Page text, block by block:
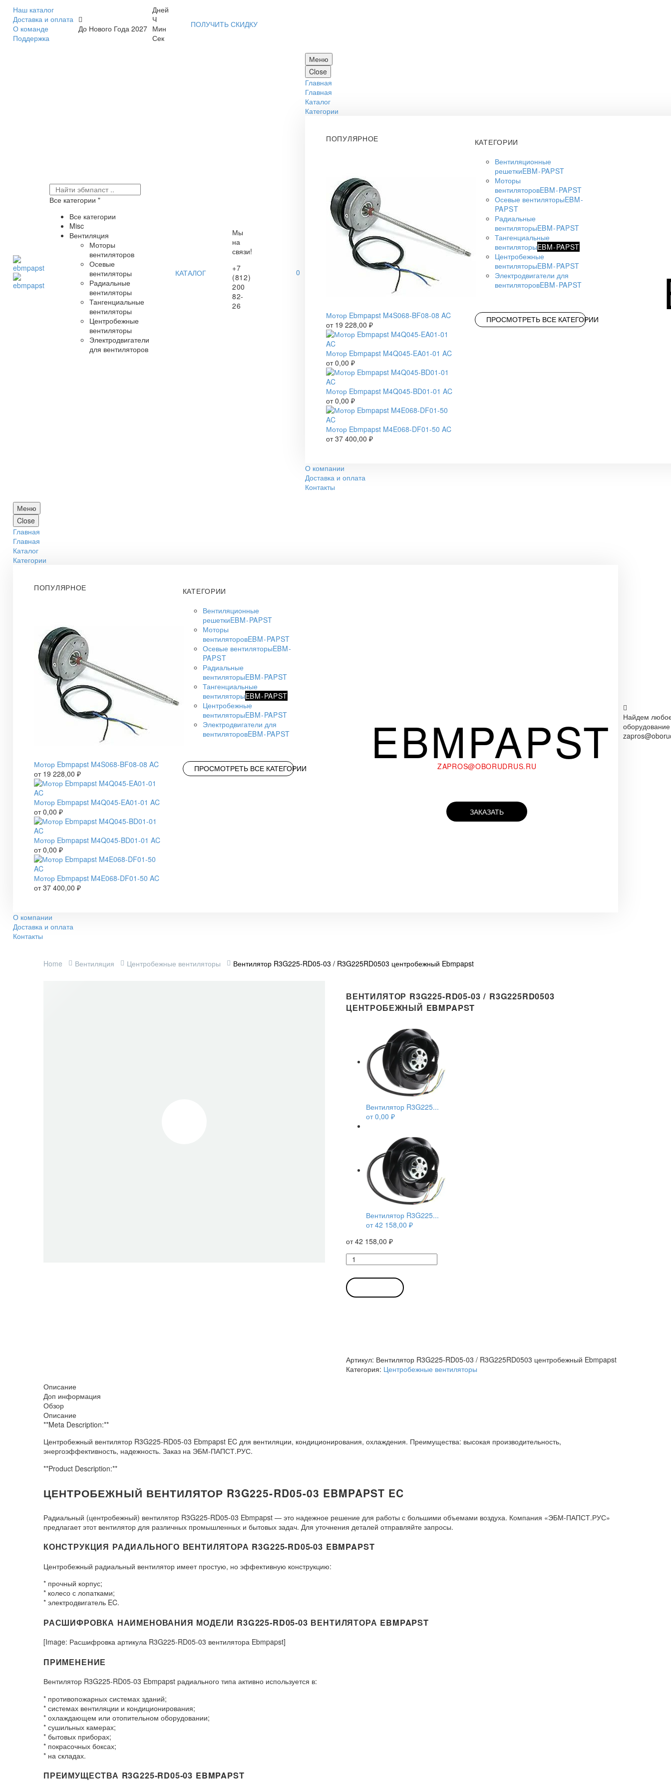
Наш каталог
Доставка и оплата
О команде
Поддержка
До Нового Года 2027
Дней
Ч
Мин
Сек
ПОЛУЧИТЬ СКИДКУ
Все категории
Все категории
Misc
Вентиляция
Моторы
вентиляторов
Осевые
вентиляторы
Радиальные
вентиляторы
Тангенциальные
вентиляторы
Центробежные
вентиляторы
Электродвигатели
для вентиляторов
КАТАЛОГ
Мы
на
связи!
+7
(812)
200
82-
26
0
Меню
Close
Главная
Главная
Каталог
Категории
ПОПУЛЯРНОЕ
Мотор Ebmpapst M4S068-BF08-08 AC
от 19 228,00 ₽
Мотор Ebmpapst M4Q045-EA01-01 AC
от0,00 ₽
Мотор Ebmpapst M4Q045-BD01-01 AC
от0,00 ₽
Мотор Ebmpapst M4E068-DF01-50 AC
от37 400,00 ₽
КАТЕГОРИИ
Вентиляционные
решеткиEBM-PAPST
Моторы
вентиляторовEBM-PAPST
Осевые вентиляторыEBM-
PAPST
Радиальные
вентиляторыEBM-PAPST
Тангенциальные
вентиляторыEBM-PAPST
Центробежные
вентиляторыEBM-PAPST
Электродвигатели для
вентиляторовEBM-PAPST
ПРОСМОТРЕТЬ ВСЕ КАТЕГОРИИ
О компании
Доставка и оплата
Контакты
Меню
Close
Главная
Главная
Каталог
Категории
ПОПУЛЯРНОЕ
Мотор Ebmpapst M4S068-BF08-08 AC
от 19 228,00 ₽
Мотор Ebmpapst M4Q045-EA01-01 AC
от0,00 ₽
Мотор Ebmpapst M4Q045-BD01-01 AC
от0,00 ₽
Мотор Ebmpapst M4E068-DF01-50 AC
от37 400,00 ₽
КАТЕГОРИИ
Вентиляционные
решеткиEBM-PAPST
Моторы
вентиляторовEBM-PAPST
Осевые вентиляторыEBM-
PAPST
Радиальные
вентиляторыEBM-PAPST
Тангенциальные
вентиляторыEBM-PAPST
Центробежные
вентиляторыEBM-PAPST
Электродвигатели для
вентиляторовEBM-PAPST
ПРОСМОТРЕТЬ ВСЕ КАТЕГОРИИ EBMPAPST
ZAPROS@OBORUDRUS.RU
ЗАКАЗАТЬ
О компании
Доставка и оплата
Контакты
Найдем
оборудование
Home Вентиляция Центробежные вентиляторы Вентилятор R3G225-RD05-03 / R3G225RD0503 центробежный Ebmpapst
ВЕНТИЛЯТОР R3G225-RD05-03 / R3G225RD0503
ЦЕНТРОБЕЖНЫЙ EBMPAPST
Вентилятор R3G225...
от0,00 ₽
Вентилятор R3G225...
от42 158,00 ₽
от42 158,00 ₽
Количество
товара
Вентилятор
R3G225-
RD05-
Артикул: Вентилятор R3G225-RD05-03 / R3G225RD0503 центробежный Ebmpapst
Категория: Центробежные вентиляторы
Описание
Доп информация
Обзор
Описание
**Meta Description:**
Центробежный вентилятор R3G225-RD05-03 Ebmpapst EC для вентиляции, кондиционирования, охлаждения. Преимущества: высокая производительность,
энергоэффективность, надежность. Заказ на ЭБМ-ПАПСТ.РУС.
**Product Description:**
ЦЕНТРОБЕЖНЫЙ ВЕНТИЛЯТОР R3G225-RD05-03 EBMPAPST EC
Радиальный (центробежный) вентилятор R3G225-RD05-03 Ebmpapst — это надежное решение для работы с большими объемами воздуха. Компания «ЭБМ-ПАПСТ.РУС»
предлагает этот вентилятор для различных промышленных и бытовых задач. Для уточнения деталей отправляйте запросы.
КОНСТРУКЦИЯ РАДИАЛЬНОГО ВЕНТИЛЯТОРА R3G225-RD05-03 EBMPAPST
Центробежный радиальный вентилятор имеет простую, но эффективную конструкцию:
* прочный корпус;
* колесо с лопатками;
* электродвигатель EC.
РАСШИФРОВКА НАИМЕНОВАНИЯ МОДЕЛИ R3G225-RD05-03 ВЕНТИЛЯТОРА EBMPAPST
[Image: Расшифровка артикула R3G225-RD05-03 вентилятора Ebmpapst]
ПРИМЕНЕНИЕ
Вентилятор R3G225-RD05-03 Ebmpapst радиального типа активно используется в:
* противопожарных системах зданий;
* системах вентиляции и кондиционирования;
* охлаждающем или отопительном оборудовании;
* сушильных камерах;
* бытовых приборах;
* покрасочных боксах;
* на складах.
ПРЕИМУЩЕСТВА R3G225-RD05-03 EBMPAPST